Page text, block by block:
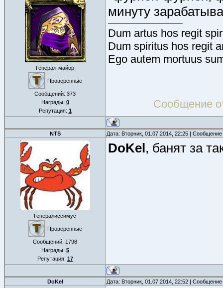
Генерал-майор
Проверенные
Сообщений: 373
Награды: 0
Репутация: 1
минуту
Dum artus hos regit
Dum spiritus hos regit
Ego autem mortuus
Сообщение
NTS Дата: Вторник, 01.07.2014, 22:25 |
Генералиссимус
Проверенные
Сообщений: 1798
Награды: 5
Репутация: 17
DoKel, банят за
DoKel Дата: Вторник, 01.07.2014, 22:52 |